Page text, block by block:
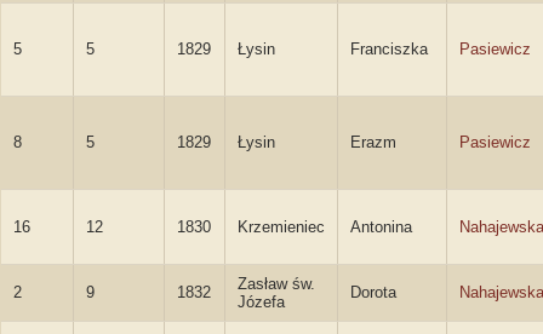
5 5 1829 Łysin Franciszka Pasiewicz
8 5 1829 Łysin Erazm Pasiewicz
16 12 1830 Krzemieniec Antonina Nahajewska
2 9 1832
Zasław św.
Józefa
Dorota Nahajewska